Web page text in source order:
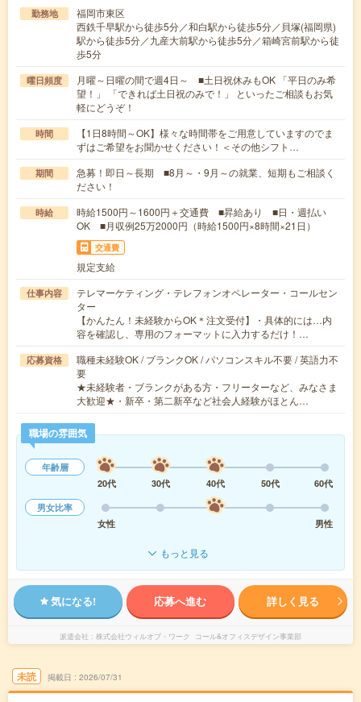
勤務地
福岡市東区
西鉄千早駅から徒歩5分／和白駅から徒歩5分／貝塚(福岡県)
駅から徒歩5分／九産大前駅から徒歩5分／箱崎宮前駅から徒
歩5分
曜日頻度
月曜～日曜の間で週4日～ ■土日祝休みもOK 「平日のみ希
望！」 「できれば土日祝のみで！」 といったご相談もお気
軽にどうぞ！
時間
【1日8時間～OK】様々な時間帯をご用意していますのでま
ずはご希望をお聞かせください！＜その他シフト…
期間
急募！即日～長期 ■8月～・9月～の就業、短期もご相談く
ださい！
時給
時給1500円～1600円＋交通費 ■昇給あり ■日・週払い
OK ■月収例25万2000円（時給1500円×8時間×21日）
交通費
規定支給
仕事内容
テレマーケティング・テレフォンオペレーター・コールセン
ター
【かんたん！未経験からOK＊注文受付】・具体的には…内
容を確認し、専用のフォーマットに入力するだけ！…
応募資格
職種未経験OK / ブランクOK / パソコンスキル不要 / 英語力不
要
★未経験者・ブランクがある方・フリーターなど、みなさま
大歓迎★・新卒・第二新卒など社会人経験がほとん…
職場の雰囲気
年齢層
20代
30代 40代 50代
60代
男女比率
女性
男性
もっと見る
気になる! 応募へ進む 詳しく見る
派遣会社 株式会社ウィルオブ・ワーク コール&オフィスデザイン事業部
未読 掲載日 2026/07/31